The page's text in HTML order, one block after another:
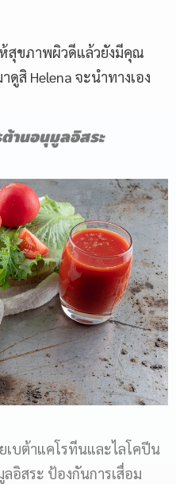
สุขภาพผิวดีแล้วยังมีคุณ
สิ Helena จะนำทางเอง
านอนุมูลอิสระ
บต้าแคโรทีนและไลโคปีน
อิสระ ป้องกันการเสื่อม